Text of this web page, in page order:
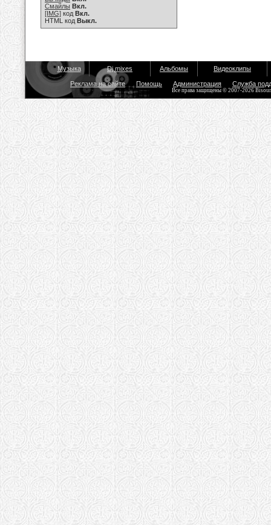
Смайлы Вкл.
[IMG] код Вкл.
HTML код Выкл.
Музыка Dj mixes Альбомы Видеоклипы
Реклама на сайте Помощь Администрация Служба
Все права защищены © 2007-2026